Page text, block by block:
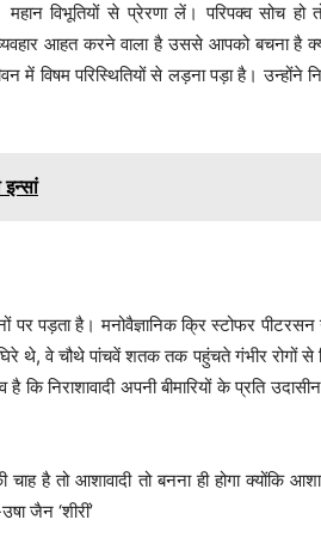
विभूतियों से प्रेरणा लें। परिपक्व सोच हो
आहत करने वाला है उससे आपको बचना है
में विषम परिस्थितियों से लड़ना पड़ा है। उन्होंने
इन्सां
पर पड़ता है। मनोवैज्ञानिक क्रि स्टोफर
थे, वे चौथे पांचवें शतक तक पहुंचते गंभीर रोगों से
कि निराशावादी अपनी बीमारियों के प्रति
है तो आशावादी तो बनना ही होगा क्योंकि
जैन ‘शीरीं’